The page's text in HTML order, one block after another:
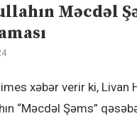
Məcdəl
xəbər verir ki, Livan
“Məcdəl Şəms”